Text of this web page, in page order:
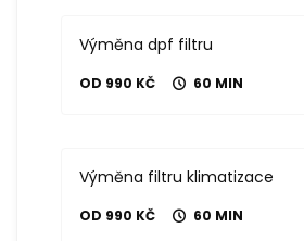
Výměna dpf filtru
OD 990 KČ 60 MIN
Výměna filtru klimatizace
OD 990 KČ 60 MIN